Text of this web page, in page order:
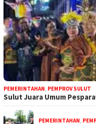
PEMERINTAHAN PEMPROV SULUT
Sulut Juara Umum
PEMERINTAHAN